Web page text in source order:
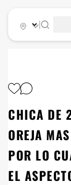
CHICA DE
OREJA
POR LO
EL